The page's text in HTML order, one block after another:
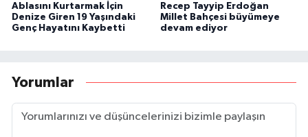
Ablasını Kurtarmak İçin
Denize Giren 19 Yaşındaki
Genç Hayatını Kaybetti
Recep Tayyip Erdoğan
Millet Bahçesi büyümeye
devam ediyor
Yorumlar